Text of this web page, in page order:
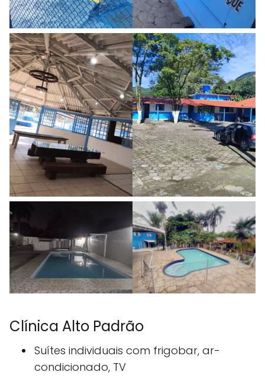
Clínica Alto Padrão
Suítes individuais com frigobar, ar-
condicionado, TV